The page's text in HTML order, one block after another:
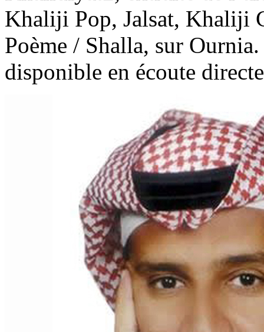
Khaliji Pop, Jalsat, Khaliji
Poème / Shalla, sur
disponible en écoute